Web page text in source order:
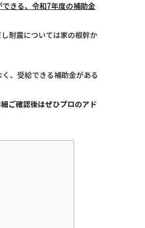
きる、令和7年度の補助金
耐震については家の根幹か
、受給できる補助金がある
ご確認後はぜひプロのアド